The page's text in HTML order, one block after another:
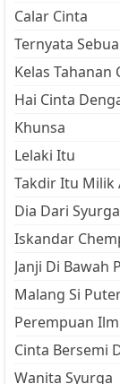
Calar Cinta
Ternyata
Kelas Tahanan
Hai Cinta
Khunsa
Lelaki Itu
Takdir Itu Milik
Dia Dari Syurga
Iskandar
Janji Di Bawah
Malang Si
Perempuan
Cinta Bersemi
Wanita Syurga